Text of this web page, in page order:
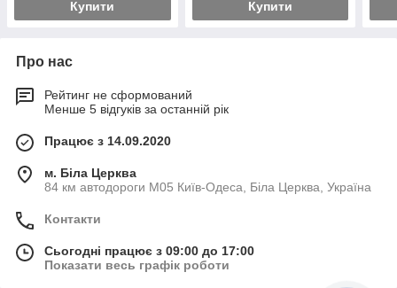
Купити Купити
Про нас
Рейтинг не сформований
Менше 5 відгуків за останній рік
Працює з 14.09.2020
м. Біла Церква
84 км автодороги М05 Київ-Одеса, Біла Церква, Україна
Контакти
Сьогодні працює з 09:00 до 17:00
Показати весь графік роботи